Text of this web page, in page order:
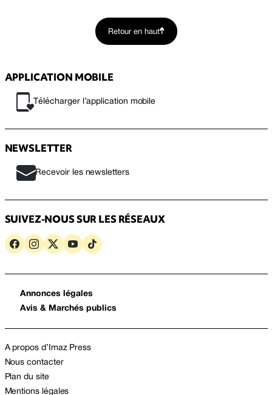
Retour en haut
APPLICATION MOBILE
Télécharger l’application mobile
NEWSLETTER
Recevoir les newsletters
SUIVEZ-NOUS SUR LES RÉSEAUX
Annonces légales
Avis & Marchés publics
A propos d’Imaz Press
Nous contacter
Plan du site
Mentions légales